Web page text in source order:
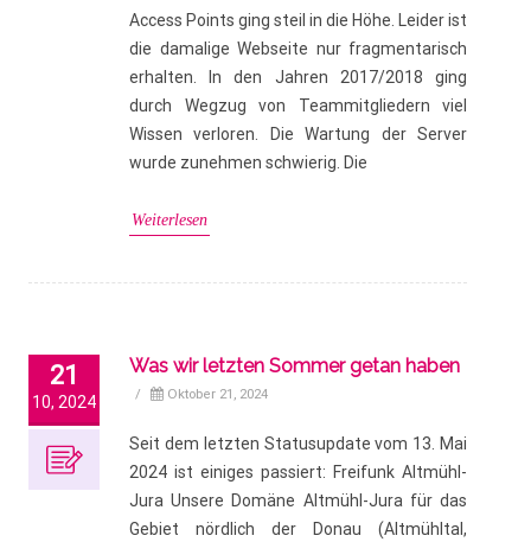
Access Points ging steil in die Höhe. Leider ist
die damalige Webseite nur fragmentarisch
erhalten. In den Jahren 2017/2018 ging
durch Wegzug von Teammitgliedern viel
Wissen verloren. Die Wartung der Server
wurde zunehmen schwierig. Die
Weiterlesen
21
10, 2024
Was wir letzten Sommer getan haben
/ Oktober 21, 2024
Seit dem letzten Statusupdate vom 13. Mai
2024 ist einiges passiert: Freifunk Altmühl-
Jura Unsere Domäne Altmühl-Jura für das
Gebiet nördlich der Donau (Altmühltal,